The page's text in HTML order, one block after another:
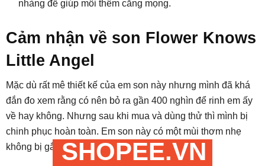
nhàng để giúp môi thêm căng mọng.
Cảm nhận về son Flower Knows
Little Angel
Mặc dù rất mê thiết kế của em son này nhưng mình đã khá
đắn đo xem rằng có nên bỏ ra gần 400 nghìn để rinh em ấy
về hay không. Nhưng sau khi mua và dùng thử thì mình bị
chinh phục hoàn toàn. Em son này có một mùi thơm nhẹ
không bị gắt vào khó chịu tẹo nào cả.
SHOPEE.VN